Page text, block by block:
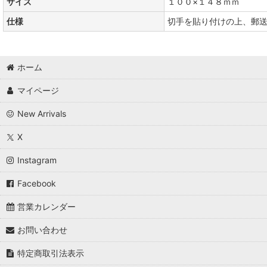
仕様
切手を貼り付けの上、郵送
ホーム
マイページ
New Arrivals
X
Instagram
Facebook
営業カレンダー
お問い合わせ
特定商取引法表示